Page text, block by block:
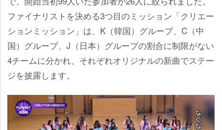
ファイナリストを決める3つ目のミッション「クリエー
ションミッション」は、K（韓国）グループ、C（中
国）グループ、J（日本）グループの割合に制限がない
4チームに分かれ、それぞれオリジナルの新曲でステー
ジを披露します。